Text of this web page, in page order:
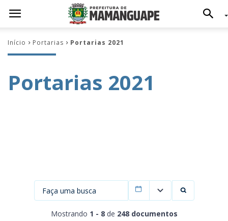
Início Portarias Portarias 2021
Portarias 2021
Mostrando 1 - 8 de 248 documentos
Filtrar por data